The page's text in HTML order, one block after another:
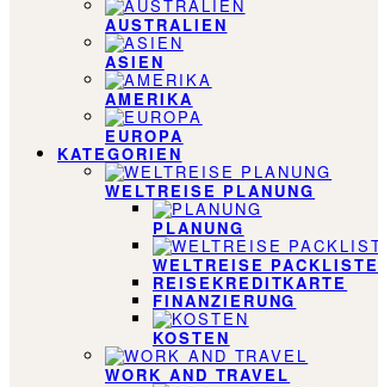
AUSTRALIEN
ASIEN
AMERIKA
EUROPA
KATEGORIEN
WELTREISE PLANUNG
PLANUNG
WELTREISE PACKLISTE
REISEKREDITKARTE
FINANZIERUNG
KOSTEN
WORK AND TRAVEL